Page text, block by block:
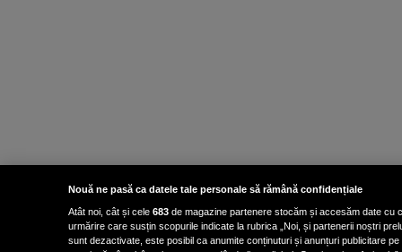
Nouă ne pasă ca datele tale personale să rămână confidențiale
Atât noi, cât și cele 683 de magazine partenere stocăm și accesăm date cu
urmărire care susțin scopurile indicate la rubrica „Noi, și partenerii noștri
sunt dezactivate, este posibil ca anumite conținuturi și anunțuri publicitare